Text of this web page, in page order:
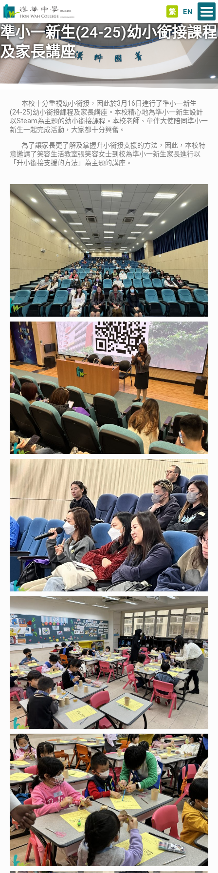
繁 EN
準小一新生(24-25)幼小銜接課程
及家長講座
本校十分重視幼小銜接，因此於3月16日進行了準小一新生
(24-25)幼小銜接課程及家長講座。本校精心地為準小一新生設計
以Steam為主題的幼小銜接課程。本校老師、童伴大使陪同準小一
新生一起完成活動，大家都十分興奮。
為了讓家長更了解及掌握升小銜接支援的方法，因此，本校特
意邀請了笑容生活教室張笑容女士到校為準小一新生家長進行以
「升小銜接支援的方法」為主題的講座。